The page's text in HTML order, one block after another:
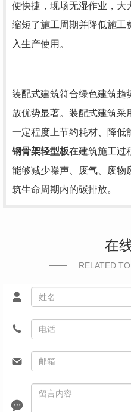
便快捷，现场无湿作业，大
缩短了施工周期并降低施工
入生产使用。
装配式建筑符合绿色建筑趋
放优势显著。装配式建筑采
一定程度上节约耗材、降低
钢骨架轻型板在建筑施工过
能够减少噪声、废气、废物
筑生命周期内的碳排放。
在
RELATED